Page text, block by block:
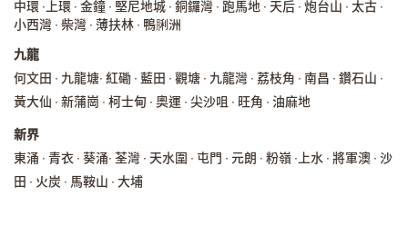
中環 ∙上環 ∙ 金鐘 ∙ 堅尼地城 ∙ 銅鑼灣 ∙ 跑馬地 ∙ 天后 ∙ 炮台山 ∙ 太古 ∙
小西灣 ∙ 柴灣 ∙ 薄扶林 ∙ 鴨脷洲
九龍
何文田 ∙ 九龍塘∙ 紅磡 ∙ 藍田 ∙ 觀塘 ∙ 九龍灣 ∙ 荔枝角 ∙ 南昌 ∙ 鑽石山 ∙
黃大仙 ∙ 新蒲崗 ∙ 柯士甸 ∙ 奧運 ∙ 尖沙咀 ∙ 旺角 ∙ 油麻地
新界
東涌 ∙ 青衣 ∙ 葵涌∙ 荃灣 ∙ 天水圍 ∙ 屯門 ∙ 元朗 ∙ 粉嶺 ∙上水 ∙ 將軍澳 ∙ 沙
田 ∙ 火炭 ∙ 馬鞍山 ∙ 大埔